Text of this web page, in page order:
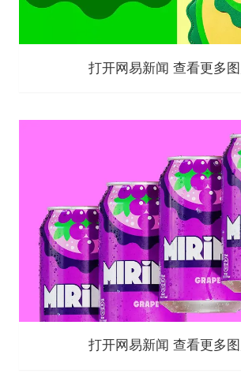
打开网易新闻 查看更多
打开网易新闻 查看更多